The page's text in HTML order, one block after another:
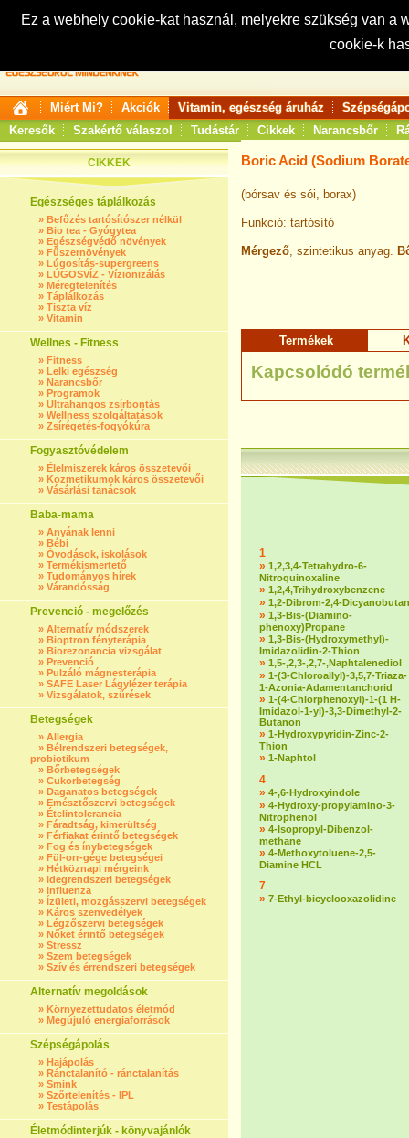
Ez a webhely cookie-kat használ, melyekre szükség van
cookie-k
Keresés:
Miért Mi? Akciók Vitamin, egészség áruház
Keresők
Szakértő válaszol Tudástár Cikkek Narancsbőr
CIKKEK
Egészséges táplálkozás
» Befőzés tartósítószer nélkül
» Bio tea - Gyógytea
» Egészségvédő növények
» Fűszernövények
» Lúgosítás-supergreens
» LÚGOSVÍZ - Vízionizálás
» Méregtelenítés
» Táplálkozás
» Tiszta víz
» Vitamin
Wellnes - Fitness
» Fitness
» Lelki egészség
» Narancsbőr
» Programok
» Ultrahangos zsírbontás
» Wellness szolgáltatások
» Zsírégetés-fogyókúra
Fogyasztóvédelem
» Élelmiszerek káros összetevői
» Kozmetikumok káros összetevői
» Vásárlási tanácsok
Baba-mama
» Anyának lenni
» Bébi
» Óvodások, iskolások
» Termékismertető
» Tudományos hírek
» Várandósság
Prevenció - megelőzés
» Alternatív módszerek
» Bioptron fényterápia
» Biorezonancia vizsgálat
» Prevenció
» Pulzáló mágnesterápia
» SAFE Laser Lágylézer terápia
» Vizsgálatok, szűrések
Betegségek
» Allergia
» Bélrendszeri betegségek,
probiotikum
» Bőrbetegségek
» Cukorbetegség
» Daganatos betegségek
» Emésztőszervi betegségek
» Ételintolerancia
» Fáradtság, kimerültség
» Férfiakat érintő betegségek
» Fog és ínybetegségek
» Fül-orr-gége betegségei
» Hétköznapi mérgeink
» Idegrendszeri betegségek
» Influenza
» Ízületi, mozgásszervi betegségek
» Káros szenvedélyek
» Légzőszervi betegségek
» Nőket érintő betegségek
» Stressz
» Szem betegségek
» Szív és érrendszeri betegségek
Alternatív megoldások
» Környezettudatos életmód
» Megújuló energiaforrások
Szépségápolás
» Hajápolás
» Ránctalanító - ránctalanítás
» Smink
» Szőrtelenítés - IPL
» Testápolás
Életmódinterjúk - könyvajánlók
Boric Acid (Sodium
(bórsav és sói, borax)
Funkció: tartósító
Mérgező, szintetikus anyag.
Termékek
Kapcsolódó
1
» 1,2,3,4-Tetrahydro-6-
Nitroquinoxaline
» 1,2,4,Trihydroxybenzene
» 1,2-Dibrom-2,4-Dicyanobutan
» 1,3-Bis-(Diamino-
phenoxy)Propane
» 1,3-Bis-(Hydroxymethyl)-
Imidazolidin-2-Thion
» 1,5-,2,3-,2,7-,Naphtalenediol
» 1-(3-Chloroallyl)-3,5,7-Triaza-
1-Azonia-Adamentanchorid
» 1-(4-Chlorphenoxyl)-1-(1 H-
Imidazol-1-yl)-3,3-Dimethyl-2-
Butanon
» 1-Hydroxypyridin-Zinc-2-
Thion
» 1-Naphtol
4
» 4-,6-Hydroxyindole
» 4-Hydroxy-propylamino-3-
Nitrophenol
» 4-Isopropyl-Dibenzol-
methane
» 4-Methoxytoluene-2,5-
Diamine HCL
7
» 7-Ethyl-bicyclooxazolidine